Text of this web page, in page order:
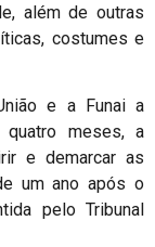
além de outras
costumes e
e a Funai a
quatro meses, a
e demarcar as
um ano após o
pelo Tribunal